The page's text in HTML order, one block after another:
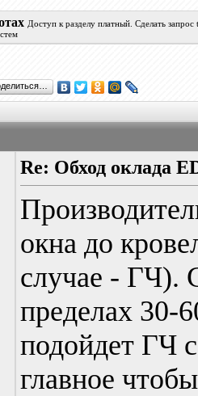
Доступ к разделу платный. Сделать
Re: Обход оклада
окна до
случае - ГЧ).
пределах 30-
подойдет ГЧ
главное